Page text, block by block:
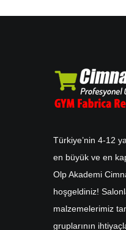
Türkiye’nin 4-12
en büyük ve en
Olp Akademi
hoşgeldiniz!
malzemelerimiz
gruplarının